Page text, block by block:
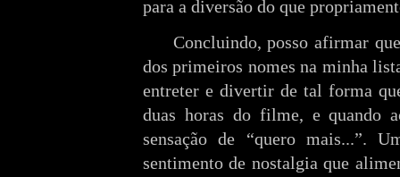
para a diversão do que
Concluindo, posso afirmar que
dos primeiros nomes na minha
entreter e divertir de tal forma
duas horas do filme, e quando
sensação de “quero mais...”.
sentimento de nostalgia que